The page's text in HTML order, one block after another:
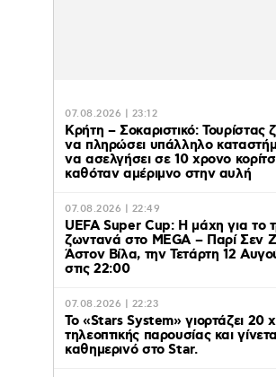
07.08.2026 | 23:12
Κρήτη – Σοκαριστικό: Τουρίστας
να πληρώσει υπάλληλο
να ασελγήσει σε 10 χρονο
καθόταν αμέριμνο στην αυλή
07.08.2026 | 22:49
UEFA Super Cup: Η μάχη για το
ζωντανά στο MEGA – Παρί Σεν
Άστον Βίλα, την Τετάρτη 12
στις 22:00
07.08.2026 | 22:23
Το «Stars System» γιορτάζει 20
τηλεοπτικής παρουσίας και
καθημερινό στο Star.